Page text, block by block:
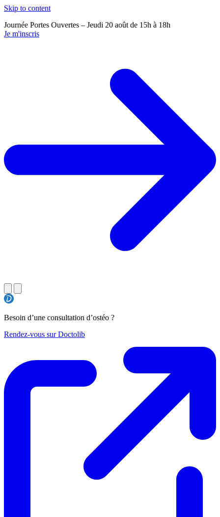
Skip to content
Journée Portes Ouvertes – Jeudi 20 août de 15h à 18h
Je m'inscris
Besoin d’une consultation d’ostéo ?
Rendez-vous sur Doctolib